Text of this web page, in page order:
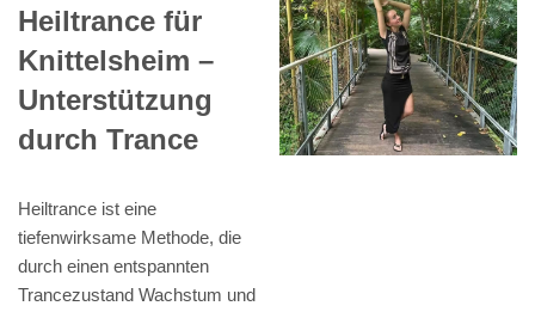
Heiltrance für
Knittelsheim –
Unterstützung
durch Trance
Heiltrance ist eine
tiefenwirksame Methode, die
durch einen entspannten
Trancezustand Wachstum und